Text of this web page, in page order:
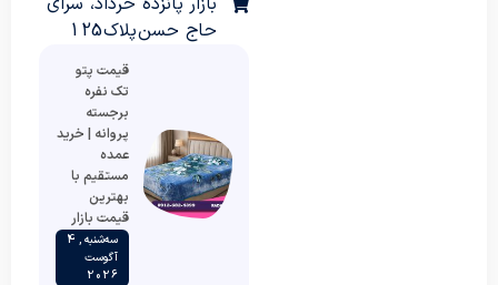
حاج حسن پلاک 125
قیمت پتو
تک نفره
برجسته
پروانه | خرید
عمده
مستقیم با
بهترین
قیمت بازار
سه‌شنبه , 4
آگوست
2026